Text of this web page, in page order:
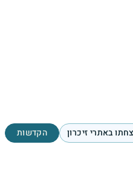
באתרי זיכרון הקדשות